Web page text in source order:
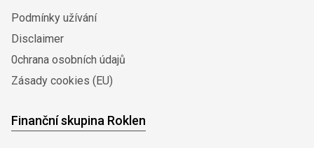
Podmínky užívání
Disclaimer
0chrana osobních údajů
Zásady cookies (EU)
Finanční skupina Roklen